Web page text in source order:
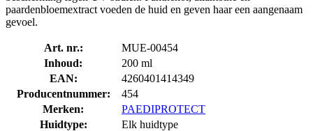
paardenbloemextract voeden de huid en geven haar een aangenaam
gevoel.
Art. nr.:
MUE-00454
Inhoud:
200 ml
EAN:
4260401414349
Producentnummer:
454
Merken:
PAEDIPROTECT
Huidtype:
Elk huidtype